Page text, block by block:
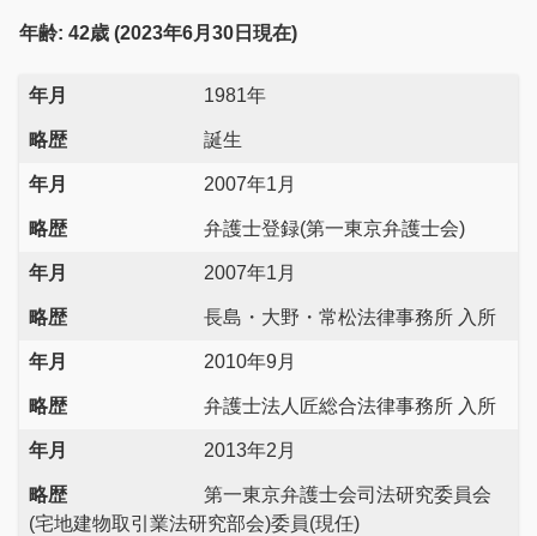
年齢: 42歳 (2023年6月30日現在)
年月 1981年
略歴 誕生
年月 2007年1月
略歴 弁護士登録(第一東京弁護士会)
年月 2007年1月
略歴 長島・大野・常松法律事務所 入所
年月 2010年9月
略歴 弁護士法人匠総合法律事務所 入所
年月 2013年2月
略歴
第一東京弁護士会司法研究委員会
(宅地建物取引業法研究部会)委員(現任)